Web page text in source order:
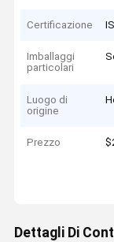
Certificazione
Imballaggi
particolari
Luogo di
origine
Prezzo
Dettagli Di